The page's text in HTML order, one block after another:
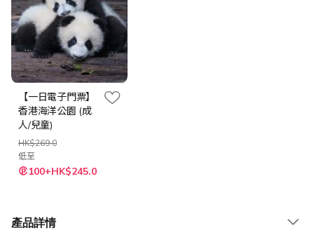
【一日電子門票】
香港海洋公園 (成
人/兒童)
HK$269.0
低至
100+HK$245.0
產品詳情